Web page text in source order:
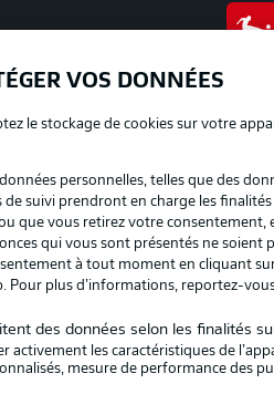
VOS DONNÉES
le stockage de cookies sur votre
personnelles, telles que des
suivi prendront en charge les
que vous retirez votre consentement,
qui vous sont présentés ne
à tout moment en cliquant sur
Pour plus d’informations, reportez-
des données selon les finalités
activement les caractéristiques de
mesure de performance des